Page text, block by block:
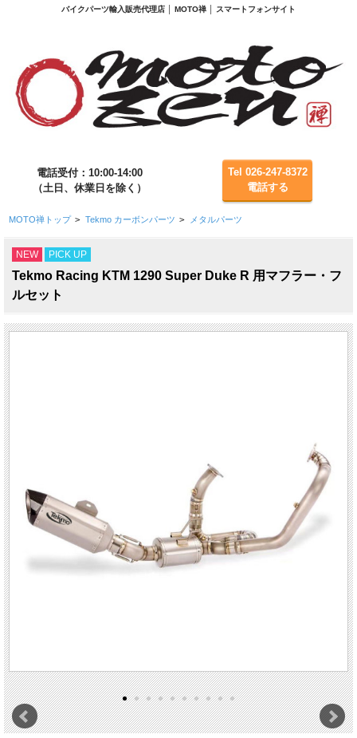
バイクパーツ輸入販売代理店 │ MOTO禅 │ スマートフォンサイト
電話受付：10:00-14:00
（土日、休業日を除く）
Tel 026-247-8372
電話する
MOTO禅トップ > Tekmo カーボンパーツ > メタルパーツ
NEW PICK UP
Tekmo Racing KTM 1290 Super Duke R 用マフラー・フ
ルセット